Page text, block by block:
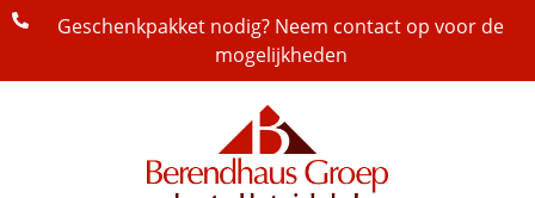
Geschenkpakket nodig? Neem contact op voor de
mogelijkheden